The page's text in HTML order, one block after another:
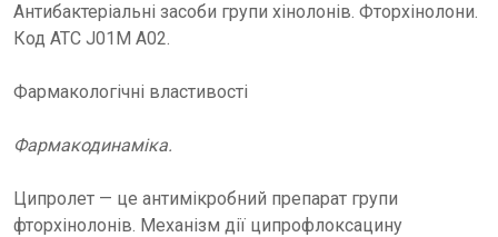
Антибактеріальні засоби групи хінолонів. Фторхінолони.
Код ATC J01M A02.
Фармакологічні властивості
Фармакодинаміка.
Ципролет — це антимікробний препарат групи
фторхінолонів. Механізм дії ципрофлоксацину